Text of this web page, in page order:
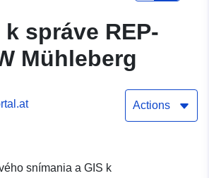
správe REP-
Mühleberg
Actions
snímania a GIS k